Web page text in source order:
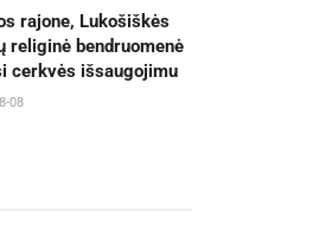
rajone, Lukošiškės
religinė bendruomenė
cerkvės išsaugojimu
08